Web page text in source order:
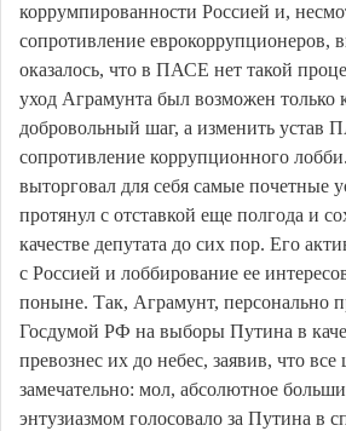
коррумпированности Россией и,
сопротивление еврокоррупционеров,
оказалось, что в ПАСЕ нет такой
уход Аграмунта был возможен только
добровольный шаг, а изменить устав
сопротивление коррупционного
выторговал для себя самые почетные
протянул с отставкой еще полгода и
качестве депутата до сих пор. Его
с Россией и лоббирование ее
поныне. Так, Аграмунт, персонально
Госдумой РФ на выборы Путина в
превознес их до небес, заявив, что
замечательно: мол, абсолютное
энтузиазмом голосовало за Путина в